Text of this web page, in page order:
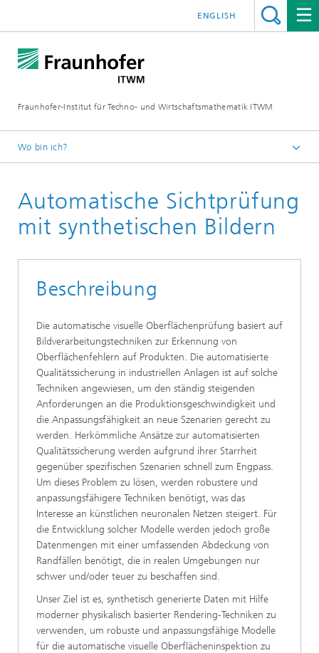
Fraunhofer-Institut für Techno- und Wirtschaftsmathematik ITWM
ENGLISH
Wo bin ich?
Abteilungen und Bereiche
Bildverarbeitung
Automatische Sichtprüfung
mit synthetischen Bildern
Beschreibung
Die automatische visuelle Oberflächenprüfung basiert auf
Bildverarbeitungstechniken zur Erkennung von
Oberflächenfehlern auf Produkten. Die automatisierte
Qualitätssicherung in industriellen Anlagen ist auf solche
Techniken angewiesen, um den ständig steigenden
Anforderungen an die Produktionsgeschwindigkeit und
die Anpassungsfähigkeit an neue Szenarien gerecht zu
werden. Herkömmliche Ansätze zur automatisierten
Qualitätssicherung werden aufgrund ihrer Starrheit
gegenüber spezifischen Szenarien schnell zum Engpass.
Um dieses Problem zu lösen, werden robustere und
anpassungsfähigere Techniken benötigt, was das
Interesse an künstlichen neuronalen Netzen steigert. Für
die Entwicklung solcher Modelle werden jedoch große
Datenmengen mit einer umfassenden Abdeckung von
Randfällen benötigt, die in realen Umgebungen nur
schwer und/oder teuer zu beschaffen sind.
Unser Ziel ist es, synthetisch generierte Daten mit Hilfe
moderner physikalisch basierter Rendering-Techniken zu
verwenden, um robuste und anpassungsfähige Modelle
für die automatische visuelle Oberflächeninspektion zu